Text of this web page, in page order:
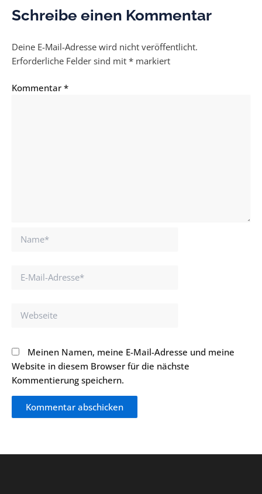
Schreibe einen Kommentar
Deine E-Mail-Adresse wird nicht veröffentlicht.
Erforderliche Felder sind mit * markiert
Kommentar *
Name*
Webseite
Meinen Namen, meine E-Mail-Adresse und meine
Website in diesem Browser für die nächste
Kommentierung speichern.